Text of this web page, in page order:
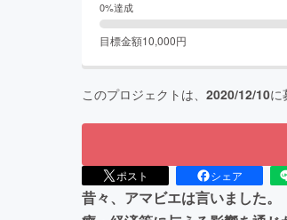
0%達成
目標金額10,000円
このプロジェクトは、 2020/12/10に
ポスト シェア
昔々、アマビエは言いました